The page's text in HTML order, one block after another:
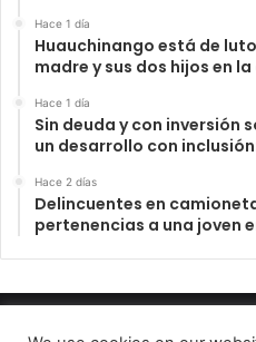
Hace 1 día
Huauchinango está de
madre y sus dos hijos en
Hace 1 día
Sin deuda y con inversión
un desarrollo con
Hace 2 días
Delincuentes en
pertenencias a una joven
INFORME23